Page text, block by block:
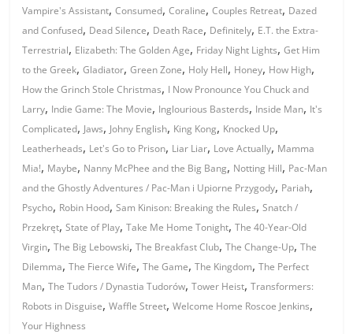
Vampire's Assistant,Consumed,Coraline,Couples Retreat, Dazed
and Confused, Dead Silence, Death Race, Definitely, E.T. the Extra-
Terrestrial, Elizabeth: The Golden Age, Friday Night Lights,Get Him
to the Greek,Gladiator,Green Zone, Holy Hell, Honey, How High,
How the Grinch Stole Christmas, I Now Pronounce You Chuck and
Larry, Indie Game: The Movie, Inglourious Basterds, Inside Man, It's
Complicated, Jaws, Johny English, King Kong, Knocked Up,
Leatherheads, Let's Go to Prison, Liar Liar, Love Actually, Mamma
Mia!, Maybe, Nanny McPhee and the Big Bang, Notting Hill, Pac-Man
and the Ghostly Adventures / Pac-Man i Upiorne Przygody, Pariah,
Psycho, Robin Hood,Sam Kinison: Breaking the Rules,Snatch /
Przekręt,State of Play,Take Me Home Tonight,The 40-Year-Old
Virgin,The Big Lebowski,The Breakfast Club,The Change-Up,The
Dilemma,The Fierce Wife,The Game,The Kingdom,The Perfect
Man,The Tudors / Dynastia Tudorów,Tower Heist,Transformers:
Robots in Disguise,Waffle Street,Welcome Home Roscoe Jenkins,
Your Highness